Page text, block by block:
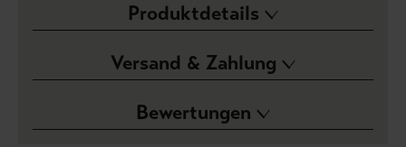
Produktdetails
Versand & Zahlung
Bewertungen